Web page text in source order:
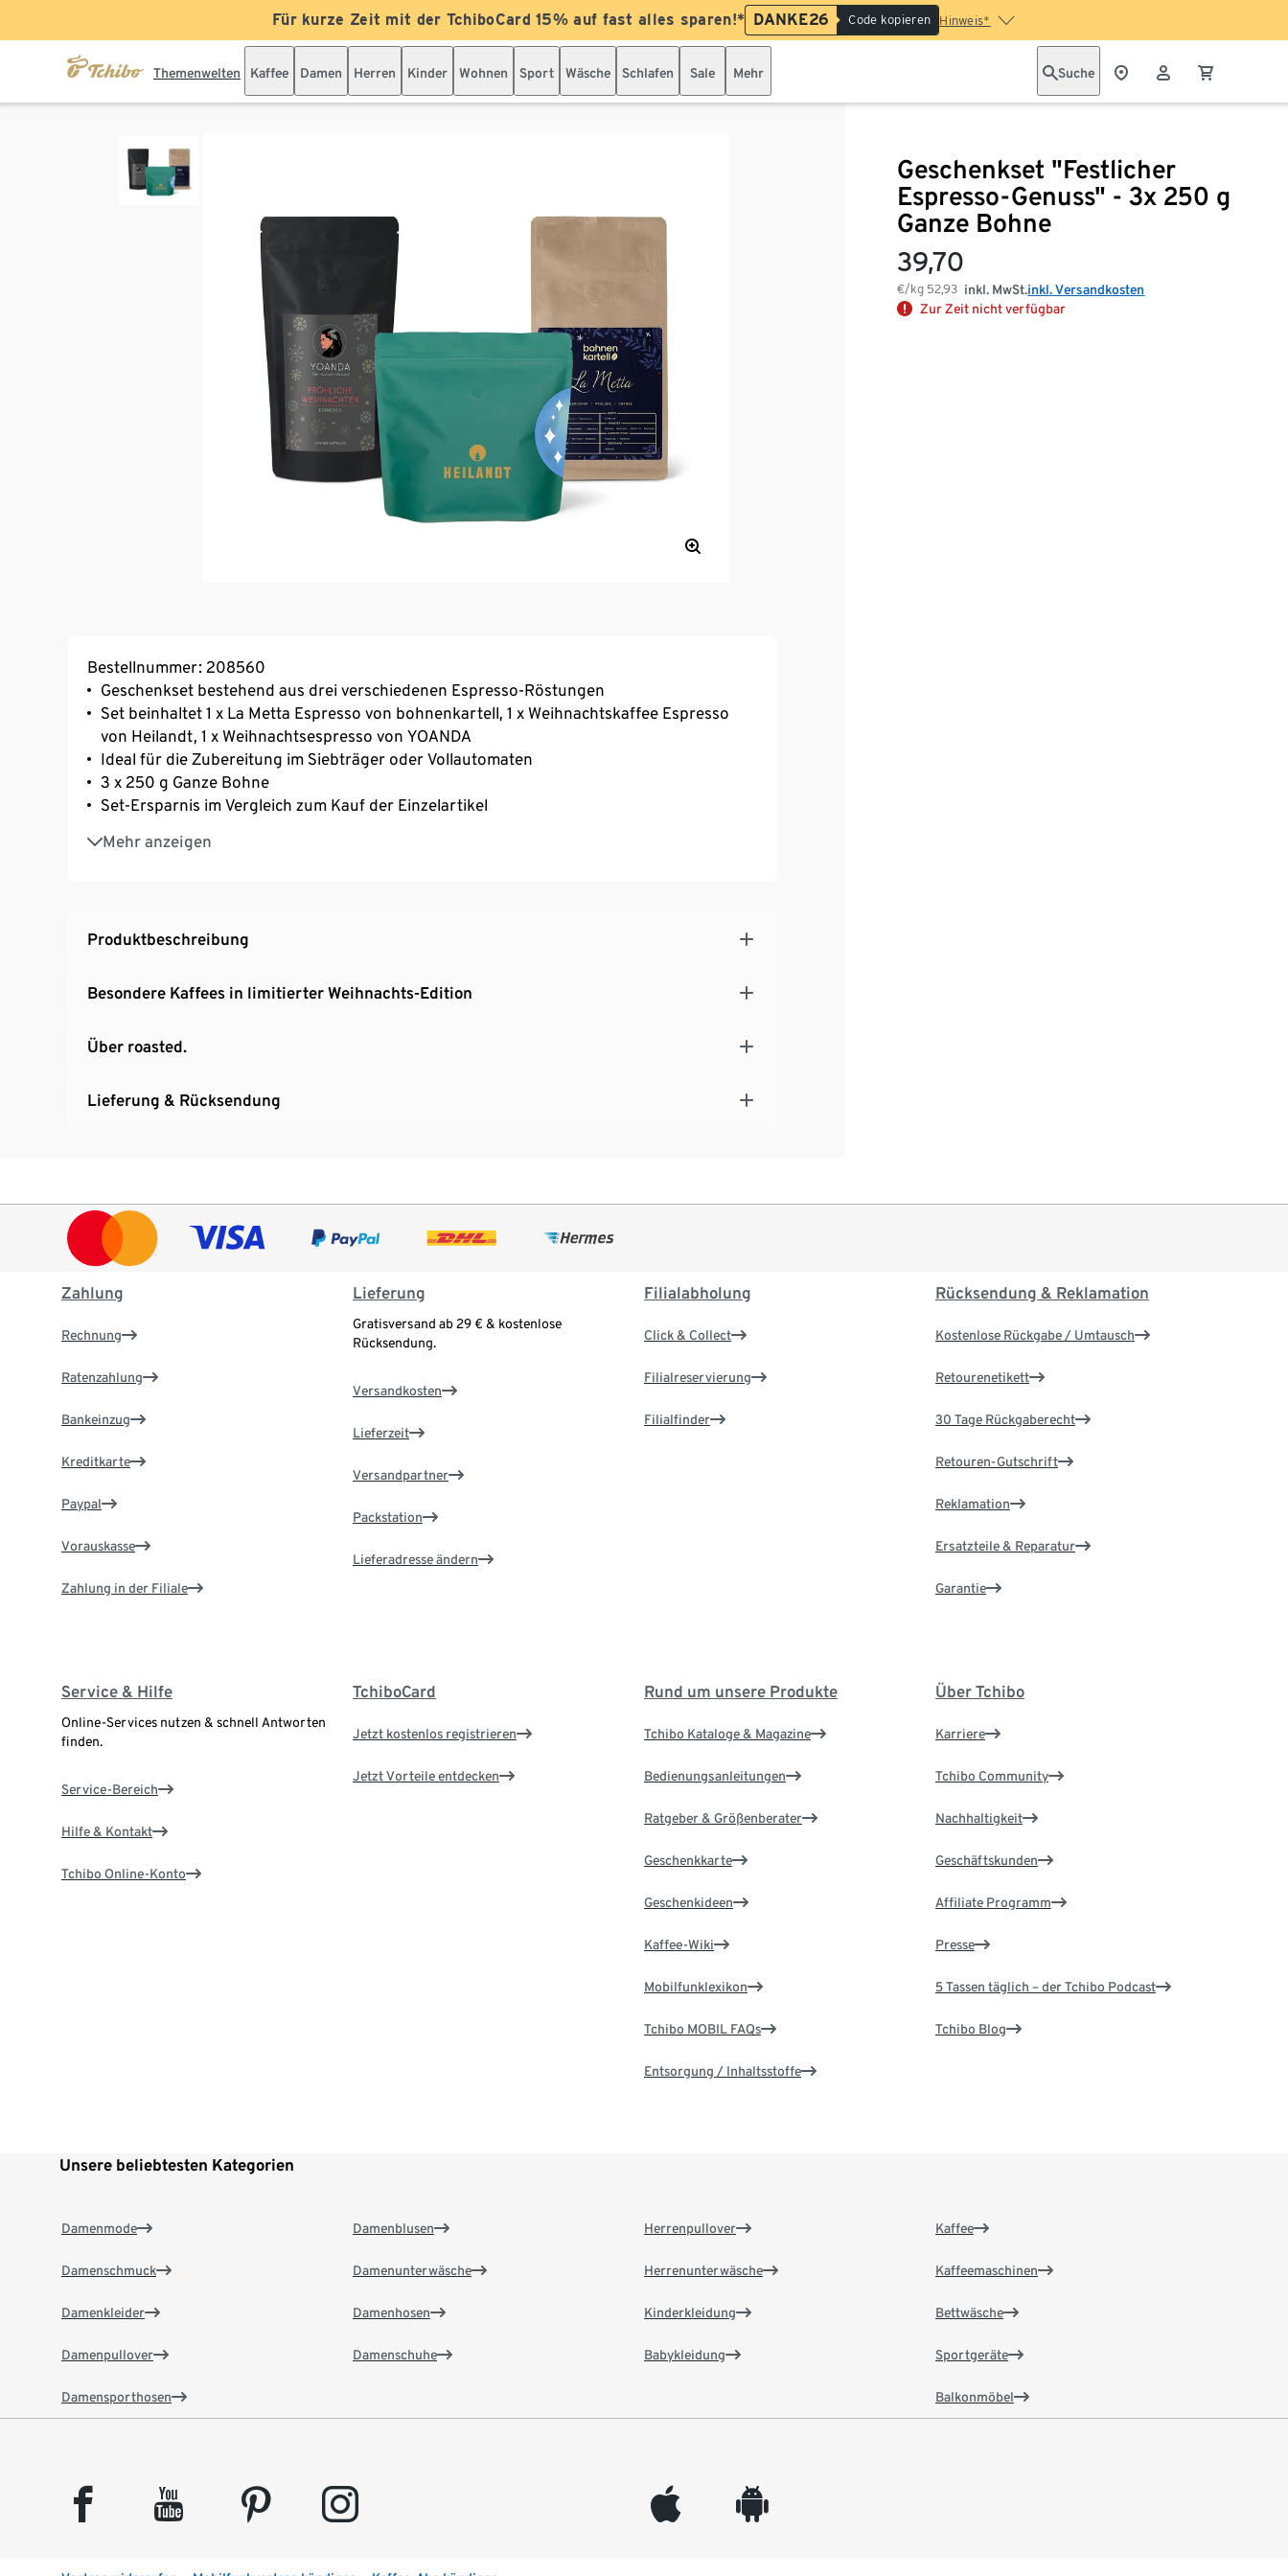
Für kurze Zeit mit der TchiboCard 15% auf fast alles sparen!* DANKE26 Code kopieren Hinweis*
Themenwelten Kaffee Damen Herren Kinder Wohnen Sport Wäsche Schlafen Sale Mehr Suche
Geschenkset "Festlicher
Espresso-Genuss" - 3x 250 g
Ganze Bohne
39,70
€/kg 52,93 inkl. MwSt.inkl. Versandkosten
Zur Zeit nicht verfügbar
Bestellnummer: 208560
Geschenkset bestehend aus drei verschiedenen Espresso-Röstungen
Set beinhaltet 1 x La Metta Espresso von bohnenkartell, 1 x Weihnachtskaffee Espresso
von Heilandt, 1 x Weihnachtsespresso von YOANDA
Ideal für die Zubereitung im Siebträger oder Vollautomaten
3 x 250 g Ganze Bohne
Set-Ersparnis im Vergleich zum Kauf der Einzelartikel
Mehr anzeigen
Perfekt als Weihnachtsgeschenk!
Produktbeschreibung
Besondere Kaffees in limitierter Weihnachts-Edition
Über roasted.
Lieferung & Rücksendung
Zahlung
Rechnung
Ratenzahlung
Bankeinzug
Kreditkarte
Paypal
Vorauskasse
Zahlung in der Filiale
Lieferung
Gratisversand ab 29 € & kostenlose
Rücksendung.
Versandkosten
Lieferzeit
Versandpartner
Packstation
Lieferadresse ändern
Filialabholung
Click & Collect
Filialreservierung
Filialfinder
Rücksendung & Reklamation
Kostenlose Rückgabe / Umtausch
Retourenetikett
30 Tage Rückgaberecht
Retouren-Gutschrift
Reklamation
Ersatzteile & Reparatur
Garantie
Service & Hilfe
Online-Services nutzen & schnell Antworten
finden.
Service-Bereich
Hilfe & Kontakt
Tchibo Online-Konto
TchiboCard
Jetzt kostenlos registrieren
Jetzt Vorteile entdecken
Rund um unsere Produkte
Tchibo Kataloge & Magazine
Bedienungsanleitungen
Ratgeber & Größenberater
Geschenkkarte
Geschenkideen
Kaffee-Wiki
Mobilfunklexikon
Tchibo MOBIL FAQs
Entsorgung / Inhaltsstoffe
Über Tchibo
Karriere
Tchibo Community
Nachhaltigkeit
Geschäftskunden
Affiliate Programm
Presse
5 Tassen täglich – der Tchibo Podcast
Tchibo Blog
Unsere beliebtesten Kategorien
Damenmode
Damenschmuck
Damenkleider
Damenpullover
Damensporthosen
Damenblusen
Damenunterwäsche
Damenhosen
Damenschuhe
Herrenpullover
Herrenunterwäsche
Kinderkleidung
Babykleidung
Kaffee
Kaffeemaschinen
Bettwäsche
Sportgeräte
Balkonmöbel
facebook youtube pinterest instagram appleinc android